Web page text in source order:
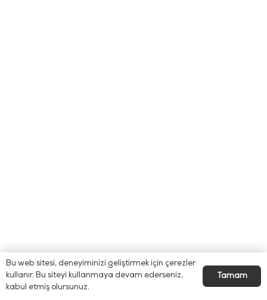
Bu web sitesi, deneyiminizi geliştirmek için çerezler
kullanır. Bu siteyi kullanmaya devam ederseniz,
kabul etmiş olursunuz.
Tamam